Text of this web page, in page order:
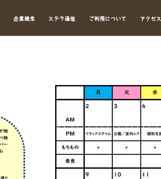
企業理念 ステラ通信 ご利用について アクセス